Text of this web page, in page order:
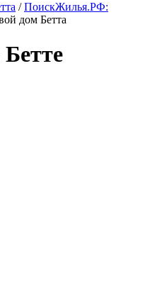
/ПоискЖилья.РФ:
дом Бетта